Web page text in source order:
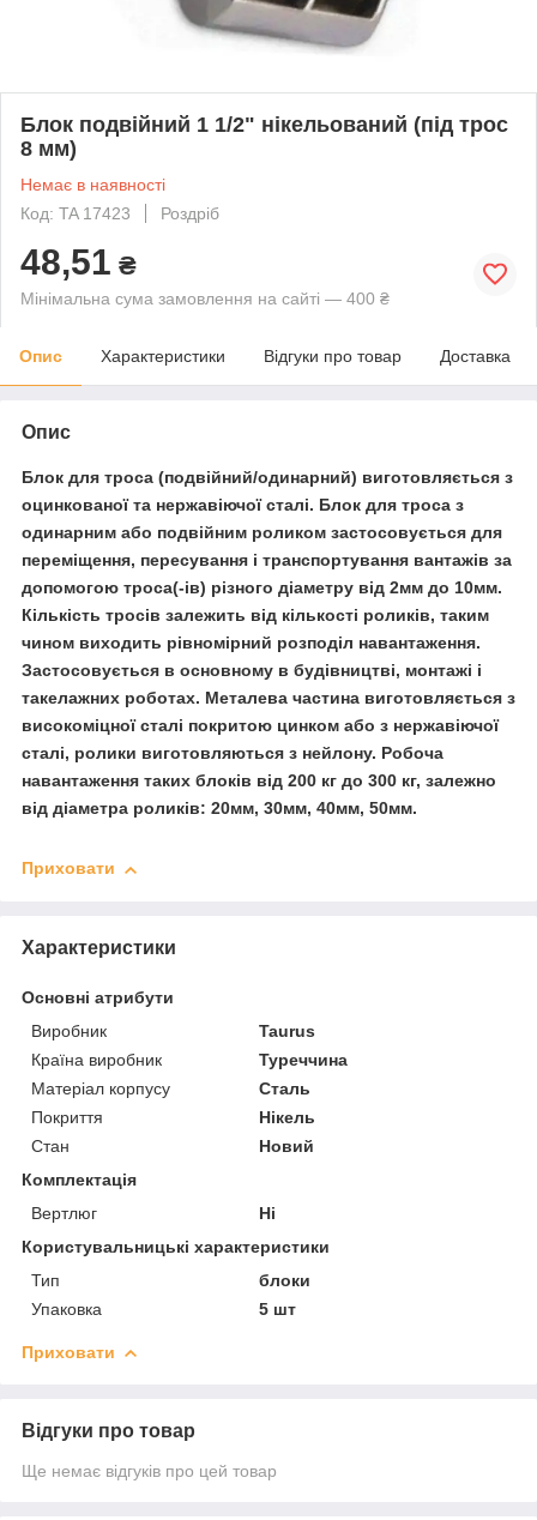
Блок подвійний 1 1/2" нікельований (під трос
8 мм)
Немає в наявності
Код: TA 17423
Роздріб
48,51 ₴
Мінімальна сума замовлення на сайті — 400 ₴
Опис Характеристики Відгуки про товар Доставка
Опис
Блок для троса (подвійний/одинарний) виготовляється з
оцинкованої та нержавіючої сталі. Блок для троса з
одинарним або подвійним роликом застосовується для
переміщення, пересування і транспортування вантажів за
допомогою троса(-ів) різного діаметру від 2мм до 10мм.
Кількість тросів залежить від кількості роликів, таким
чином виходить рівномірний розподіл навантаження.
Застосовується в основному в будівництві, монтажі і
такелажних роботах. Металева частина виготовляється з
високоміцної сталі покритою цинком або з нержавіючої
сталі, ролики виготовляються з нейлону. Робоча
навантаження таких блоків від 200 кг до 300 кг, залежно
від діаметра роликів: 20мм, 30мм, 40мм, 50мм.
Приховати
Характеристики
Основні атрибути
Виробник
Taurus
Країна виробник
Туреччина
Матеріал корпусу
Сталь
Покриття
Нікель
Стан
Новий
Комплектація
Вертлюг
Ні
Користувальницькі характеристики
Тип
блоки
Упаковка
5 шт
Приховати
Відгуки про товар
Ще немає відгуків про цей товар